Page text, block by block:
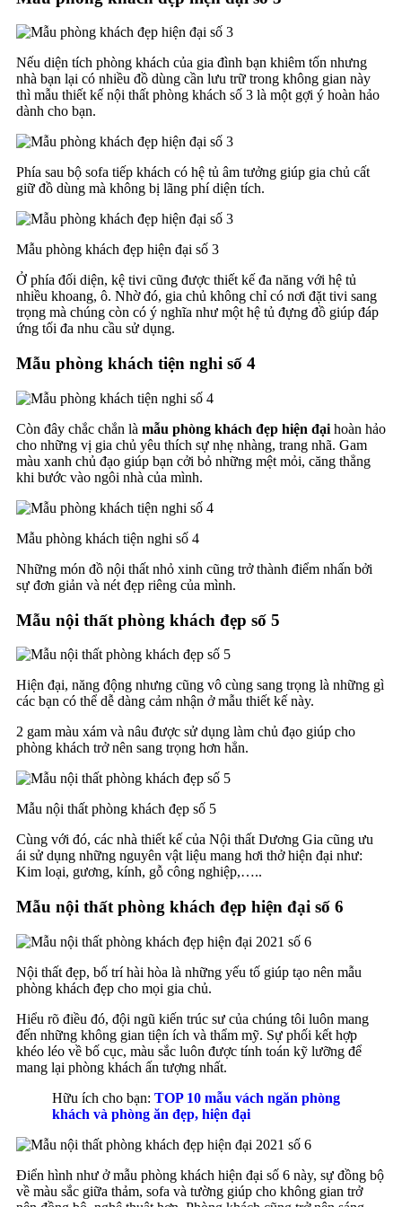
Nếu diện tích phòng khách của gia đình bạn khiêm tốn nhưng
nhà bạn lại có nhiều đồ dùng cần lưu trữ trong không gian này
thì mẫu thiết kế nội thất phòng khách số 3 là một gợi ý hoàn hảo
dành cho bạn.
Phía sau bộ sofa tiếp khách có hệ tủ âm tưởng giúp gia chủ cất
giữ đồ dùng mà không bị lãng phí diện tích.
Mẫu phòng khách đẹp hiện đại số 3
Ở phía đối diện, kệ tivi cũng được thiết kế đa năng với hệ tủ
nhiều khoang, ô. Nhờ đó, gia chủ không chỉ có nơi đặt tivi sang
trọng mà chúng còn có ý nghĩa như một hệ tủ đựng đồ giúp đáp
ứng tối đa nhu cầu sử dụng.
Mẫu phòng khách tiện nghi số 4
Còn đây chắc chắn là mẫu phòng khách đẹp hiện đại hoàn hảo
cho những vị gia chủ yêu thích sự nhẹ nhàng, trang nhã. Gam
màu xanh chủ đạo giúp bạn cởi bỏ những mệt mỏi, căng thẳng
khi bước vào ngôi nhà của mình.
Mẫu phòng khách tiện nghi số 4
Những món đồ nội thất nhỏ xinh cũng trở thành điểm nhấn bởi
sự đơn giản và nét đẹp riêng của mình.
Mẫu nội thất phòng khách đẹp số 5
Hiện đại, năng động nhưng cũng vô cùng sang trọng là những gì
các bạn có thể dễ dàng cảm nhận ở mẫu thiết kế này.
2 gam màu xám và nâu được sử dụng làm chủ đạo giúp cho
phòng khách trở nên sang trọng hơn hẳn.
Mẫu nội thất phòng khách đẹp số 5
Cùng với đó, các nhà thiết kế của Nội thất Dương Gia cũng ưu
ái sử dụng những nguyên vật liệu mang hơi thở hiện đại như:
Kim loại, gương, kính, gỗ công nghiệp,…..
Mẫu nội thất phòng khách đẹp hiện đại số 6
Nội thất đẹp, bố trí hài hòa là những yếu tố giúp tạo nên mẫu
phòng khách đẹp cho mọi gia chủ.
Hiểu rõ điều đó, đội ngũ kiến trúc sư của chúng tôi luôn mang
đến những không gian tiện ích và thẩm mỹ. Sự phối kết hợp
khéo léo về bố cục, màu sắc luôn được tính toán kỹ lưỡng để
mang lại phòng khách ấn tượng nhất.
Hữu ích cho bạn: TOP 10 mẫu vách ngăn phòng
khách và phòng ăn đẹp, hiện đại
Điển hình như ở mẫu phòng khách hiện đại số 6 này, sự đồng bộ
về màu sắc giữa thảm, sofa và tường giúp cho không gian trở